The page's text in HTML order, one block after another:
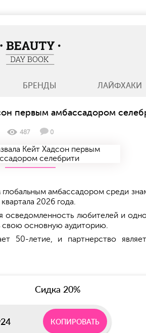
БРЕНДЫ ЛАЙФХАКИ
BeautyDayBook
первым амбассадором
487 0
амбассадором среди
2026 года.
осведомленность любителей и
свою основную аудиторию.
50-летие, и партнерство
Сидка 20%
КОПИРОВАТЬ